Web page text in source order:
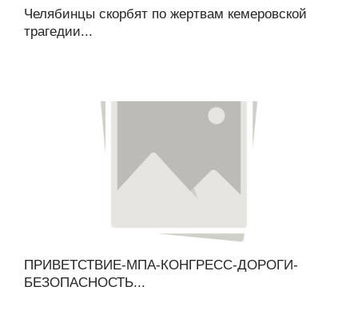
Челябинцы скорбят по жертвам кемеровской
трагедии...
ПРИВЕТСТВИЕ-МПА-КОНГРЕСС-ДОРОГИ-
БЕЗОПАСНОСТЬ...